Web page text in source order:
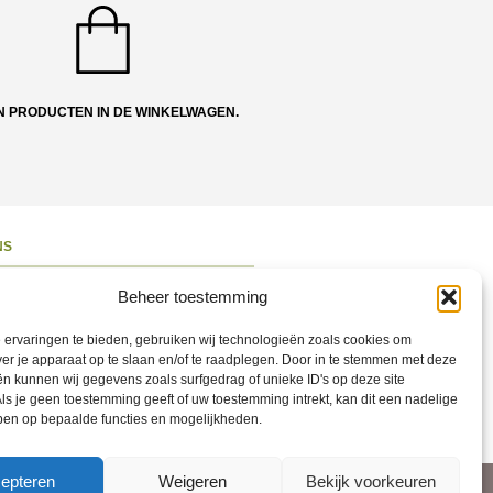
Beheer toestemming
ervaringen te bieden, gebruiken wij technologieën zoals cookies om
je apparaat op te slaan en/of te raadplegen. Door in te stemmen met deze
kunnen wij gegevens zoals surfgedrag of unieke ID's op deze site
je geen toestemming geeft of uw toestemming intrekt, kan dit een nadelige
op bepaalde functies en mogelijkheden.
Weigeren Bekijk voorkeuren
PRODUCTEN IN DE WINKELWAGEN.
opnemen
op Social